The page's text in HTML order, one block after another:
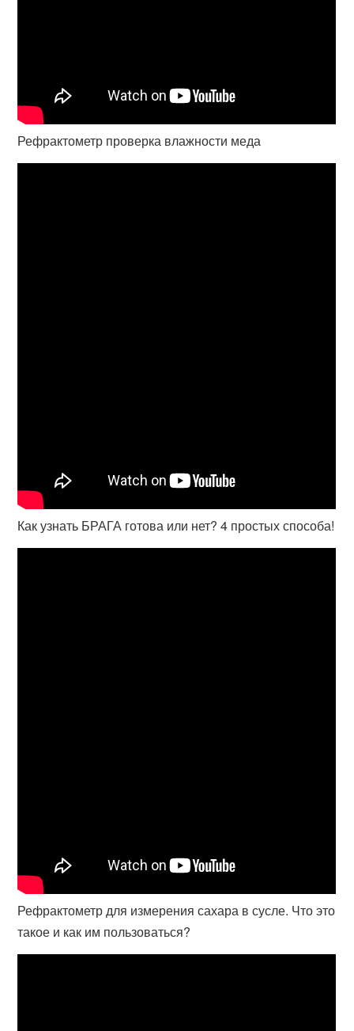
Рефрактометр проверка влажности меда
Как узнать БРАГА готова или нет? 4 простых способа!
Рефрактометр для измерения сахара в сусле. Что это
такое и как им пользоваться?